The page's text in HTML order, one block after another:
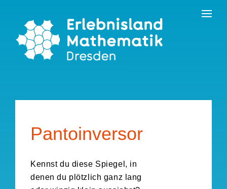
content
Erlebnisland Grenzenlos
Pantoinversor
Kennst du diese Spiegel, in
denen du plötzlich ganz lang